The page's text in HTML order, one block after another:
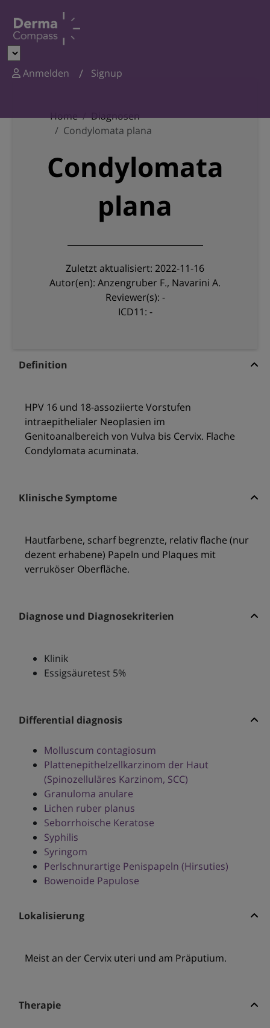
Anmelden Signup
Home
Diagnosen
Condylomata plana
Condylomata
plana
Zuletzt aktualisiert: 2022-11-16
Autor(en): Anzengruber F., Navarini A.
Reviewer(s): -
ICD11: -
Definition
HPV 16 und 18-assoziierte Vorstufen
intraepithelialer Neoplasien im
Genitoanalbereich von Vulva bis Cervix. Flache
Condylomata acuminata.
Klinische Symptome
Hautfarbene, scharf begrenzte, relativ flache (nur
dezent erhabene) Papeln und Plaques mit
verruköser Oberfläche.
Diagnose und Diagnosekriterien
Klinik
Essigsäuretest 5%
Differential diagnosis
Molluscum contagiosum
Plattenepithelzellkarzinom der Haut
(Spinozelluläres Karzinom, SCC)
Granuloma anulare
Lichen ruber planus
Seborrhoische Keratose
Syphilis
Syringom
Perlschnurartige Penispapeln (Hirsuties)
Bowenoide Papulose
Lokalisierung
Meist an der Cervix uteri und am Präputium.
Therapie